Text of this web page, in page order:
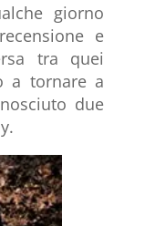
giorno
e
tra quei
a tornare a
due